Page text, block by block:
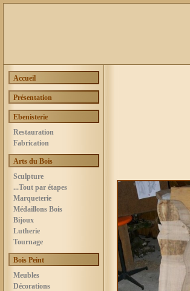
Accueil
Présentation
Ebenisterie
Restauration
Fabrication
Arts du Bois
Sculpture
...Tout par étapes
Marqueterie
Médaillons Bois
Bijoux
Lutherie
Tournage
Bois Peint
Meubles
Décorations